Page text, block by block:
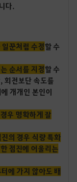
다.
일꾼처럼 수정할 수
순서를 지정할 수
회전보단 속도를
개개인 본인이
우 명확하게 잘
의 경우 식량 특화
점진에 어울리는
에 가지 않아도 배